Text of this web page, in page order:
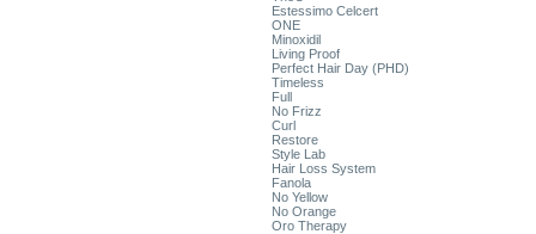
Estessimo Celcert
ONE
Minoxidil
Living Proof
Perfect Hair Day (PHD)
Timeless
Full
No Frizz
Curl
Restore
Style Lab
Hair Loss System
Fanola
No Yellow
No Orange
Oro Therapy